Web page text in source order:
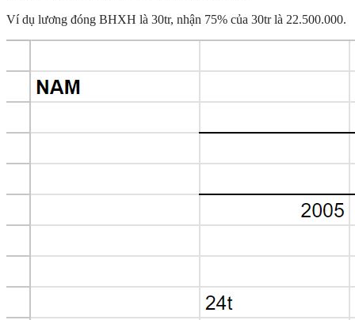
Ví dụ lương đóng BHXH là 30tr, nhận 75% của 30tr là 22.500.000.